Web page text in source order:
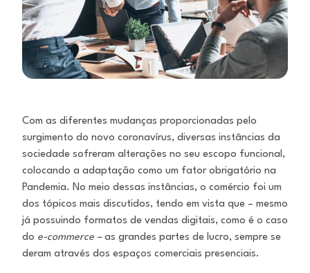
Com as diferentes mudanças proporcionadas pelo
surgimento do novo coronavírus, diversas instâncias da
sociedade sofreram alterações no seu escopo funcional,
colocando a adaptação como um fator obrigatório na
Pandemia. No meio dessas instâncias, o comércio foi um
dos tópicos mais discutidos, tendo em vista que – mesmo
já possuindo formatos de vendas digitais, como é o caso
do e-commerce – as grandes partes de lucro, sempre se
deram através dos espaços comerciais presenciais.